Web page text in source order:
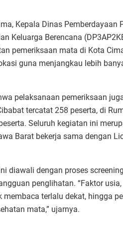
Kepala Dinas Pemberdayaan
Keluarga Berencana
pemeriksaan mata di Kota
guna menjangkau lebih
pelaksanaan pemeriksaan
tercatat 258 peserta, di
Seluruh kegiatan ini
Barat bekerja sama dengan
diawali dengan proses
penglihatan. “Faktor
membaca terlalu dekat, hingga
mata,” ujarnya.